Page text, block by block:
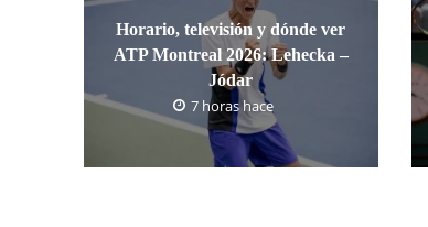
Horario, televisión y dónde ver
ATP Montreal 2026: Lehecka –
Jódar
7 horas hace